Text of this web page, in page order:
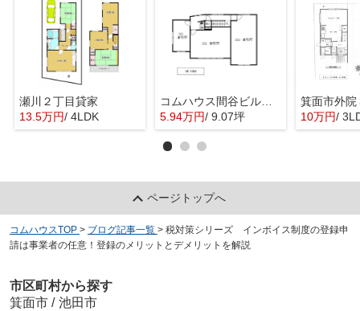
瀬川２丁目貸家
13.5万円/ 4LDK
コムハウス間谷ビル 3階
5.94万円/ 9.07坪 10万円/
ページトップへ
コムハウスTOP > ブログ記事一覧 > 税対策シリーズ インボイス制度の登録申
請は事業者の任意！登録のメリットとデメリットを解説
市区町村から探す
箕面市 / 池田市